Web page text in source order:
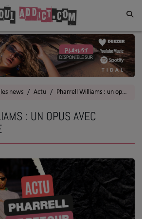
news Actu Pharrell Williams : un opus avec Voices Of Fire
: UN OPUS AVEC